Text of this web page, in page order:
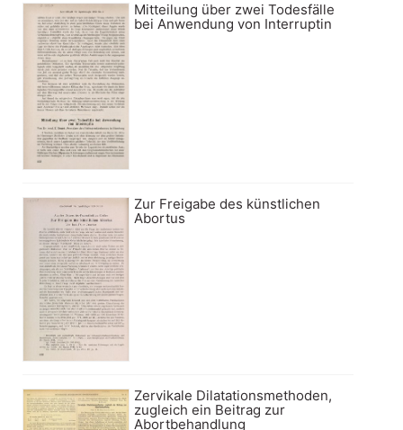
Mitteilung über zwei Todesfälle
bei Anwendung von Interruptin
Zur Freigabe des künstlichen
Abortus
Zervikale Dilatationsmethoden,
zugleich ein Beitrag zur
Abortbehandlung